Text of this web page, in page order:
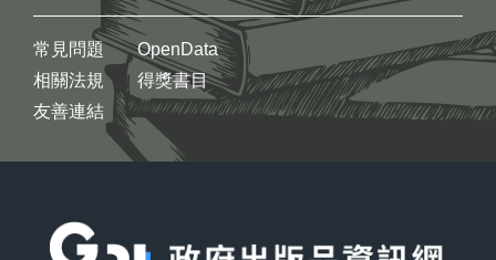
常見問題
相關法規
友善連結
OpenData
得獎書目